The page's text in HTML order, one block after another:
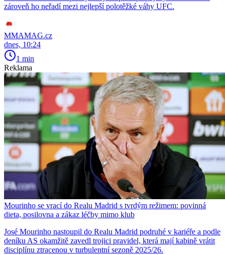
zároveň ho neřadí mezi nejlepší polotěžké váhy UFC.
MMAMAG.cz
dnes, 10:24
1 min
Reklama
Mourinho se vrací do Realu Madrid s tvrdým režimem: povinná
dieta, posilovna a zákaz léčby mimo klub
José Mourinho nastoupil do Realu Madrid podruhé v kariéře a podle
deníku AS okamžitě zavedl trojici pravidel, která mají kabině vrátit
disciplínu ztracenou v turbulentní sezoně 2025/26.